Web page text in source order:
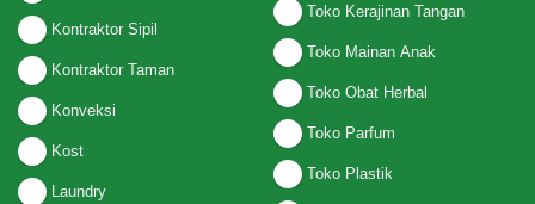
Kontraktor Sipil
Kontraktor Taman
Konveksi
Kost
Laundry
Toko Kerajinan Tangan
Toko Mainan Anak
Toko Obat Herbal
Toko Parfum
Toko Plastik